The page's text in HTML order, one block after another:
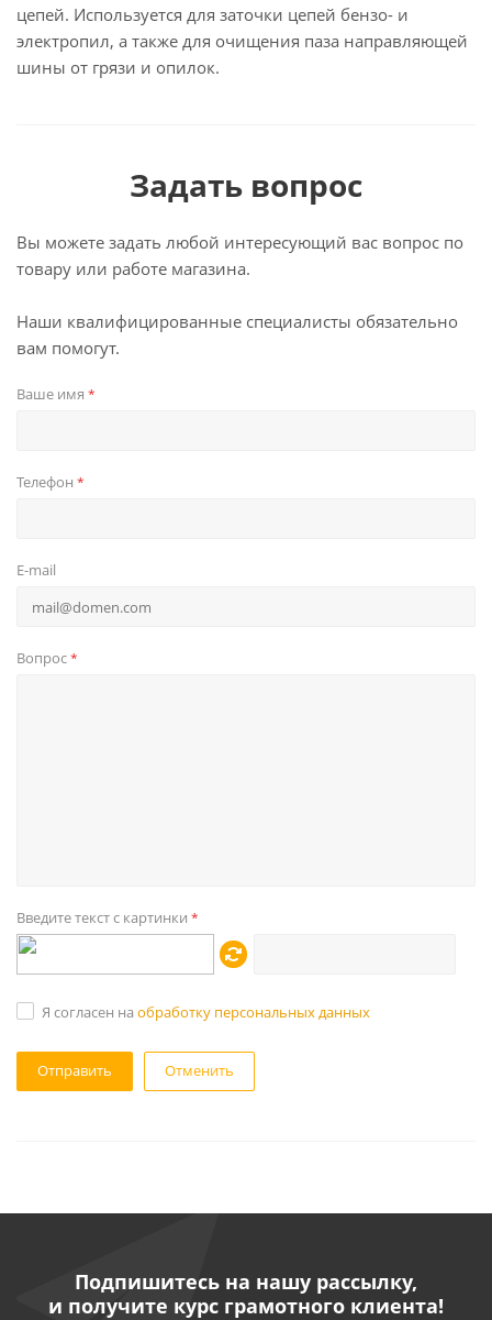
цепей. Используется для заточки цепей бензо- и
электропил, а также для очищения паза направляющей
шины от грязи и опилок.
Задать вопрос
Вы можете задать любой интересующий вас вопрос по
товару или работе магазина.
Наши квалифицированные специалисты обязательно
вам помогут.
Ваше имя *
Телефон *
E-mail
Вопрос*
Введите текст с картинки *
Я согласен на обработку персональных данных
Отменить
Подпишитесь на нашу рассылку,
и получите курс грамотного клиента!